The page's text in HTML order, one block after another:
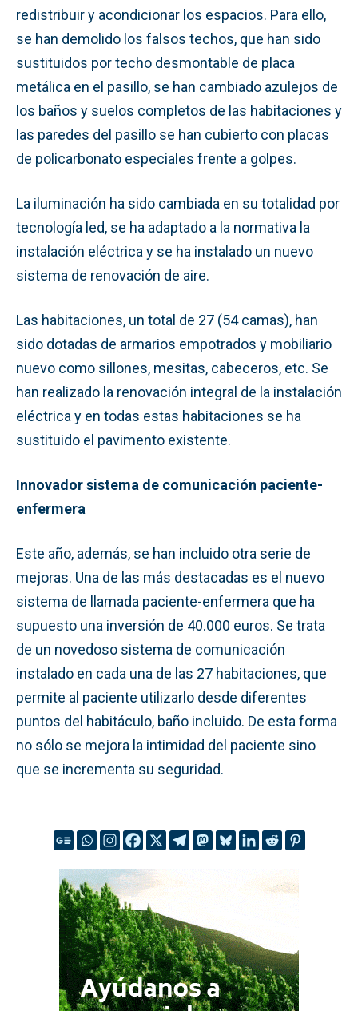
redistribuir y acondicionar los espacios. Para ello,
se han demolido los falsos techos, que han sido
sustituidos por techo desmontable de placa
metálica en el pasillo, se han cambiado azulejos de
los baños y suelos completos de las habitaciones y
las paredes del pasillo se han cubierto con placas
de policarbonato especiales frente a golpes.
La iluminación ha sido cambiada en su totalidad por
tecnología led, se ha adaptado a la normativa la
instalación eléctrica y se ha instalado un nuevo
sistema de renovación de aire.
Las habitaciones, un total de 27 (54 camas), han
sido dotadas de armarios empotrados y mobiliario
nuevo como sillones, mesitas, cabeceros, etc. Se
han realizado la renovación integral de la instalación
eléctrica y en todas estas habitaciones se ha
sustituido el pavimento existente.
Innovador sistema de comunicación paciente-
enfermera
Este año, además, se han incluido otra serie de
mejoras. Una de las más destacadas es el nuevo
sistema de llamada paciente-enfermera que ha
supuesto una inversión de 40.000 euros. Se trata
de un novedoso sistema de comunicación
instalado en cada una de las 27 habitaciones, que
permite al paciente utilizarlo desde diferentes
puntos del habitáculo, baño incluido. De esta forma
no sólo se mejora la intimidad del paciente sino
que se incrementa su seguridad.